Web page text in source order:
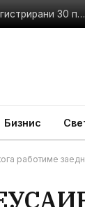
Пожарникарите со полни раце работа – изминатото деноноќие регистрирани 30 пожари
Бизнис
работиме